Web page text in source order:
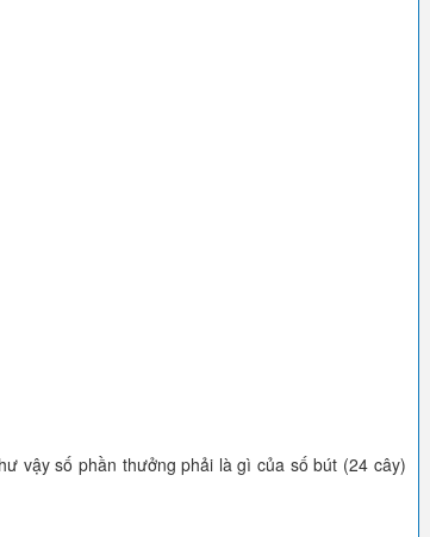
vậy số phần thưởng phải là gì của số bút (24 cây)